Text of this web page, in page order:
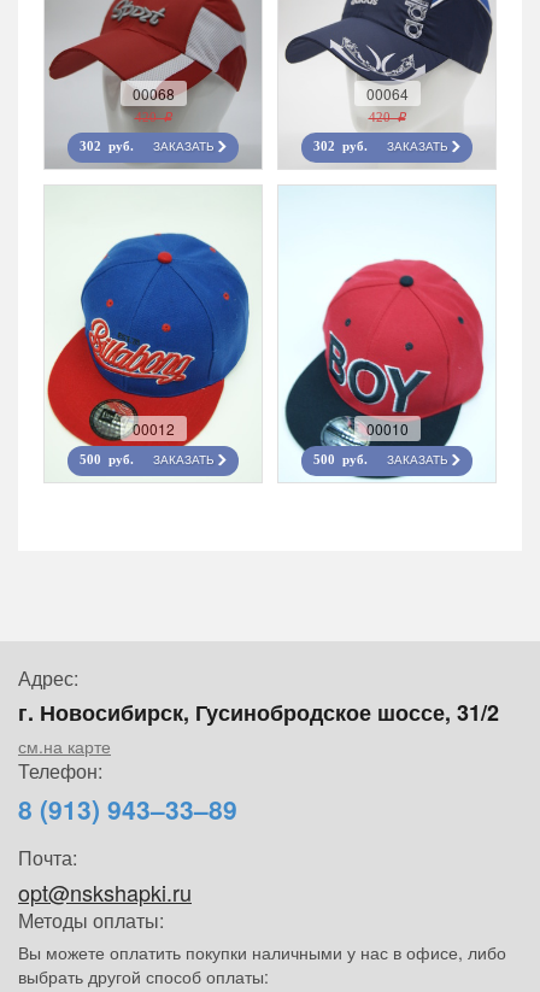
00068
420 r
302 руб. ЗАКАЗАТЬ
00064
420 r
302 руб. ЗАКАЗАТЬ
00012
500 руб. ЗАКАЗАТЬ
00010
500 руб. ЗАКАЗАТЬ
Адрес:
г. Новосибирск, Гусинобродское шоссе, 31/2
см.на карте
Телефон:
8 (913) 943–33–89
Почта:
opt@nskshapki.ru
Методы оплаты:
Вы можете оплатить покупки наличными у нас в офисе, либо
выбрать другой способ оплаты: